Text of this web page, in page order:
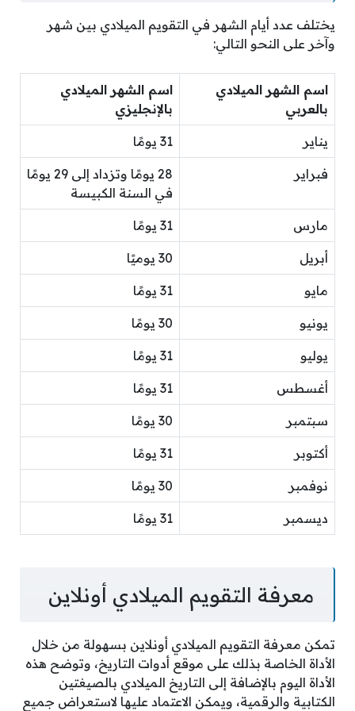
يختلف عدد أيام الشهر في التقويم الميلادي بين شهر
وآخر على النحو التالي:
اسم الشهر الميلادي
بالعربي
اسم الشهر الميلادي
بالإنجليزي
يناير 31 يومًا
فبراير
28 يومًا وتزداد إلى 29 يومًا
في السنة الكبيسة
مارس 31 يومًا
أبريل 30 يوميًا
مايو 31 يومًا
يونيو 30 يومًا
يوليو 31 يومًا
أغسطس 31 يومًا
سبتمبر 30 يومًا
أكتوبر 31 يومًا
نوفمبر 30 يومًا
ديسمبر 31 يومًا
معرفة التقويم الميلادي أونلاين
تمكن معرفة التقويم الميلادي أونلاين بسهولة من خلال
الأداة الخاصة بذلك على موقع أدوات التاريخ، وتوضح هذه
الأداة اليوم بالإضافة إلى التاريخ الميلادي بالصيغتين
الكتابية والرقمية، ويمكن الاعتماد عليها لاستعراض جميع